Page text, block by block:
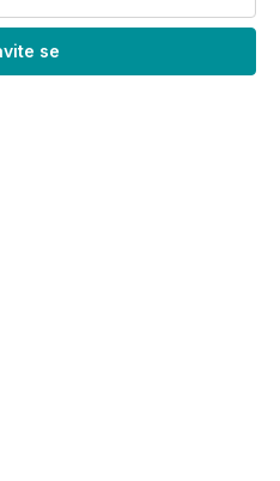
vse tipe kože.
dokazujejo
starostnih peg z učinkom
študija na 42
12 tednih vsakodnevne
kože v 4 urah
enem nanosu, 40 oseb).
se